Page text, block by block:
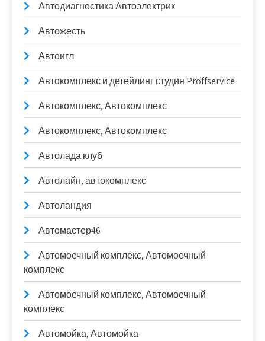
Автодиагностика Автоэлектрик
Автожесть
Автоигл
Автокомплекс и детейлинг студия Proffservice
Автокомплекс, Автокомплекс
Автокомплекс, Автокомплекс
Автолада клуб
Автолайн, автокомплекс
Автоландия
Автомастер46
Автомоечный комплекс, Автомоечный
комплекс
Автомоечный комплекс, Автомоечный
комплекс
Автомойка, Автомойка